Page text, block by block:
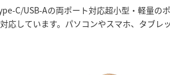
C/USB-Aの両ポート対応超小型・軽量の
応しています。パソコンやスマホ、タブレ